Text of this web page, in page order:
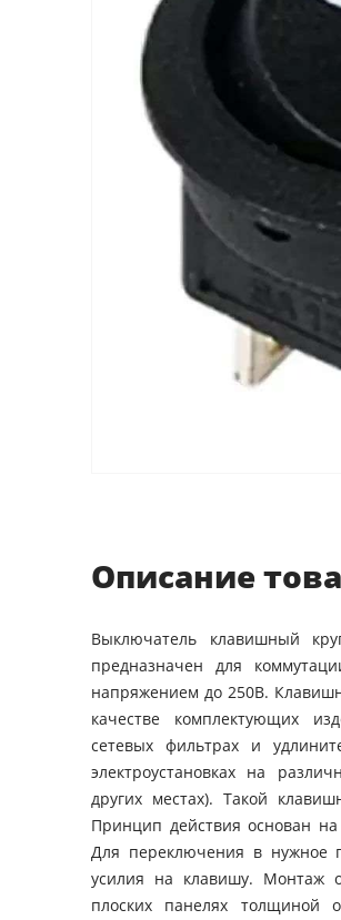
Описание
Выключатель клавишный
предназначен для
напряжением до 250В.
качестве комплектующих
сетевых фильтрах и
электроустановках на
других местах). Такой
Принцип действия основан
Для переключения в нужное
усилия на клавишу. Монтаж
плоских панелях толщиной